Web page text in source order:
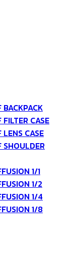
BACKPACK
CASE
LENS CASE
SHOULDER
1/1
1/2
1/4
1/8